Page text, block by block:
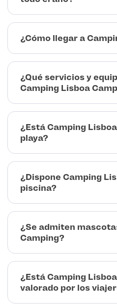
¿Cómo llegar a
¿Qué servicios y
Camping Lisboa
¿Está Camping
playa?
¿Dispone Camping
piscina?
¿Se admiten
Camping?
¿Está Camping
valorado por los